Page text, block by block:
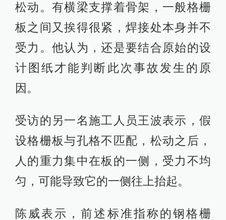
松动。有横梁支撑着骨架，一般格栅
板之间又挨得很紧，焊接处本身并不
受力。他认为，还是要结合原始的设
计图纸才能判断此次事故发生的原
因。
受访的另一名施工人员王波表示，假
设格栅板与孔格不匹配，松动之后，
人的重力集中在板的一侧，受力不均
匀，可能导致它的一侧往上抬起。
陈威表示，前述标准指称的钢格栅